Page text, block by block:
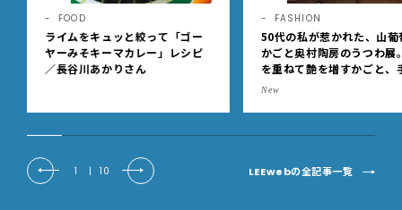
FOOD
ライムをキュッと絞って「ゴー
ヤーみそキーマカレー」レシピ
／長谷川あかりさん
FASHION
50代の私が惹かれた、山葡
かごと奥村陶房のうつわ展
を重ねて艶を増すかごと、
事の美しさに出会いました
New
1 | 10 LEEwebの全記事一覧